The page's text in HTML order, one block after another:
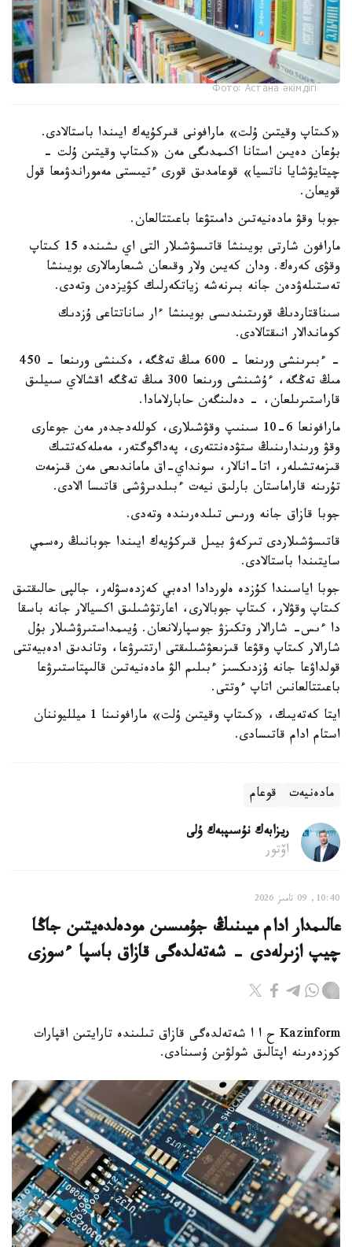
Фото: Астана әкімдігі
«كىتاپ وقيتىن ۇلت» مارافونى قىركۇيەك ايىندا باستالادى.
بۇعان دەيىن استانا اكىمدىگى مەن «كىتاپ وقيتىن ۇلت -
چيتايۋشايا ناتسيا» قوعامدىق قورى ءتيىستى مەموراندۋمعا قول
قويعان.
جوبا وقۋ مادەنيەتىن دامىتۋعا باعىتتالعان.
مارافون شارتى بويىنشا قاتىسۋشىلار التى اي ىشىندە 15 كىتاپ
وقۋى كەرەك. ودان كەيىن ولار وقىعان شىعارمالارى بويىنشا
تەستىلەۋدەن جانە بىرنەشە زياتكەرلىك كۋيزدەن وتەدى.
سىناقتاردىڭ قورىتىندىسى بويىنشا ءار ساناتتاعى ۇزدىك
كوماندالار انىقتالادى.
- ءبىرىنشى ورىنعا - 600 مىڭ تەڭگە، ەكىنشى ورىنعا - 450
مىڭ تەڭگە، ءۇشىنشى ورىنعا 300 مىڭ تەڭگە اقشالاي سىيلىق
قاراستىرىلعان، - دەلىنگەن حابارلامادا.
مارافونعا 6-10 سىنىپ وقۋشىلارى، كوللەدجدەر مەن جوعارى
وقۋ ورىندارىنىڭ ستۋدەنتتەرى، پەداگوگتەر، مەملەكەتتىك
قىزمەتشىلەر، اتا-انالار، سونداي-اق ماماندىعى مەن قىزمەت
تۇرىنە قاراماستان بارلىق نيەت ءبىلدىرۋشى قاتىسا الادى.
جوبا قازاق جانە ورىس تىلدەرىندە وتەدى.
قاتىسۋشىلاردى تىركەۋ بيىل قىركۇيەك ايىندا جوبانىڭ رەسمي
سايتىندا باستالادى.
جوبا اياسىندا كۇزدە ەلوردادا ادەبي كەزدەسۋلەر، جالپى حالىقتىق
كىتاپ وقۋلار، كىتاپ جوبالارى، اعارتۋشىلىق اكسيالار جانە باسقا
دا ءىس- شارالار وتكىزۋ جوسپارلانعان. ۇيىمداستىرۋشىلار بۇل
شارالار كىتاپ وقۋعا قىزىعۋشىلىقتى ارتتىرۋعا، وتاندىق ادەبيەتتى
قولداۋعا جانە ۇزدىكسىز ءبىلىم الۋ مادەنيەتىن قالىپتاستىرۋعا
باعىتتالعانىن اتاپ ءوتتى.
ايتا كەتەيىك، «كىتاپ وقيتىن ۇلت» مارافونىنا 1 ميلليوننان
استام ادام قاتىسادى.
مادەنيەت قوعام
ريزابەك نۇسىپبەك ۇلى
اۆتور
10:40, 09 تامىز 2026
عالىمدار ادام ميىنىڭ جۇمىسىن مودەلدەيتىن جاڭا
چيپ ازىرلەدى - شەتەلدەگى قازاق باسپا ءسوزى
Kazinform ح ا ا شەتەلدەگى قازاق تىلىندە تارايتىن اقپارات
كوزدەرىنە اپتالىق شولۋىن ۇسىنادى.